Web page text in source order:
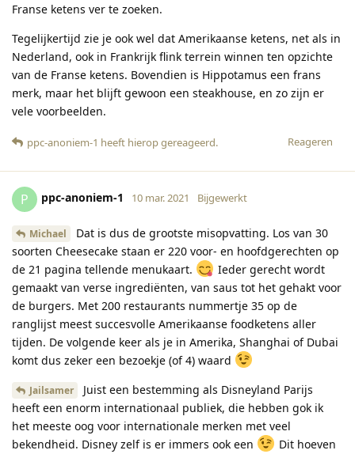
Franse ketens ver te zoeken.
Tegelijkertijd zie je ook wel dat Amerikaanse ketens, net als in
Nederland, ook in Frankrijk flink terrein winnen ten opzichte
van de Franse ketens. Bovendien is Hippotamus een frans
merk, maar het blijft gewoon een steakhouse, en zo zijn er
vele voorbeelden.
Reageren
ppc-anoniem-1 heeft hierop gereageerd.
P ppc-anoniem-1 10 mar. 2021 Bijgewerkt
Michael
Dat is dus de grootste misopvatting. Los van 30
soorten Cheesecake staan er 220 voor- en hoofdgerechten op
de 21 pagina tellende menukaart.
Ieder gerecht wordt
gemaakt van verse ingrediënten, van saus tot het gehakt voor
de burgers. Met 200 restaurants nummertje 35 op de
ranglijst meest succesvolle Amerikaanse foodketens aller
tijden. De volgende keer als je in Amerika, Shanghai of Dubai
komt dus zeker een bezoekje (of 4) waard
Jailsamer
Juist een bestemming als Disneyland Parijs
heeft een enorm internationaal publiek, die hebben gok ik
het meeste oog voor internationale merken met veel
bekendheid. Disney zelf is er immers ook een
Dit hoeven